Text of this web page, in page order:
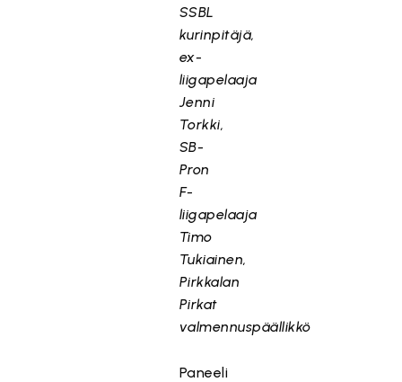
SSBL
kurinpitäjä,
ex-
liigapelaaja
Jenni
Torkki,
SB-
Pron
F-
liigapelaaja
Timo
Tukiainen,
Pirkkalan
Pirkat
valmennuspäällikkö
Paneeli